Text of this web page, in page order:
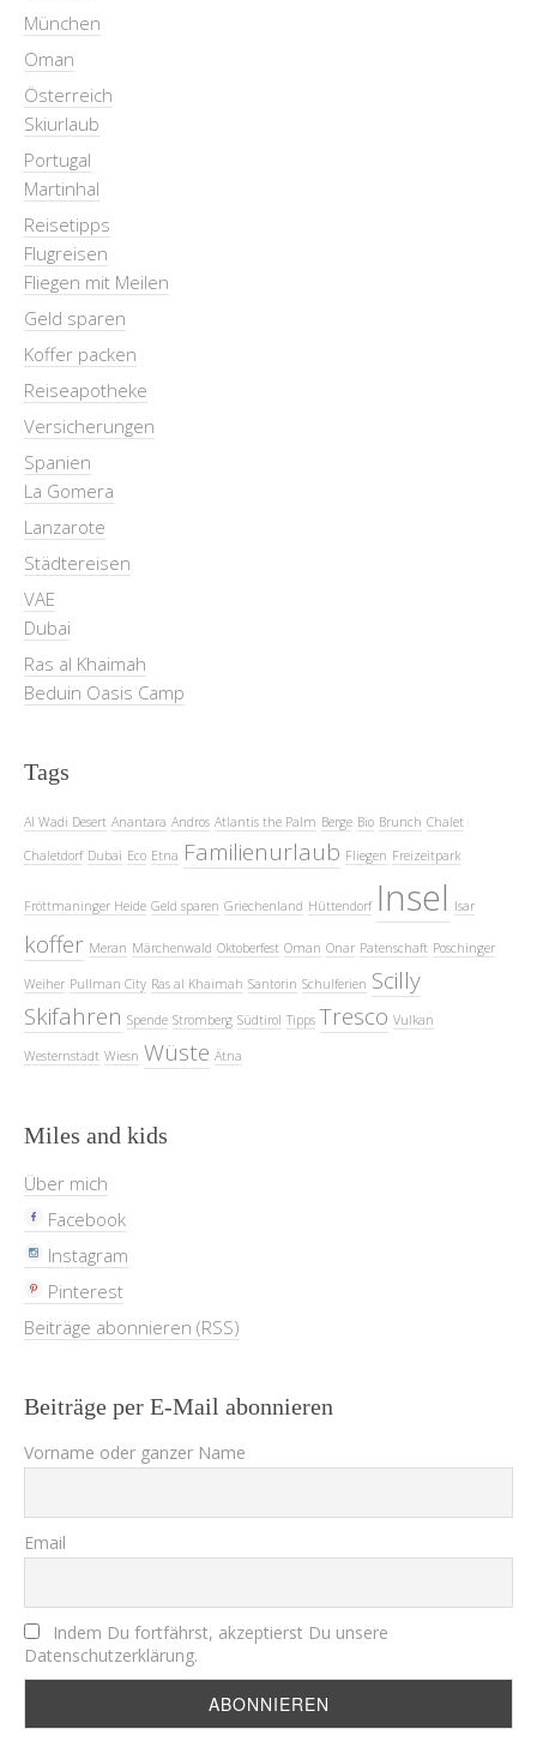
München
Oman
Österreich
Skiurlaub
Portugal
Martinhal
Reisetipps
Flugreisen
Fliegen mit Meilen
Geld sparen
Koffer packen
Reiseapotheke
Versicherungen
Spanien
La Gomera
Lanzarote
Städtereisen
VAE
Dubai
Ras al Khaimah
Beduin Oasis Camp
Tags
Al Wadi Desert Anantara Andros Atlantis the Palm Berge Bio Brunch Chalet
Chaletdorf Dubai Eco Etna Familienurlaub Fliegen Freizeitpark
Fröttmaninger Heide Geld sparen Griechenland Hüttendorf Insel Isar
koffer Meran Märchenwald Oktoberfest Oman Onar Patenschaft Poschinger
Weiher Pullman City Ras al Khaimah Santorin Schulferien Scilly
Skifahren Spende Stromberg Südtirol Tipps Tresco Vulkan
Westernstadt Wiesn Wüste Ätna
Miles and kids
Über mich
Facebook
Instagram
Pinterest
Beiträge abonnieren (RSS)
Beiträge per E-Mail abonnieren
Vorname oder ganzer Name
Email
Indem Du fortfährst, akzeptierst Du unsere
Datenschutzerklärung.